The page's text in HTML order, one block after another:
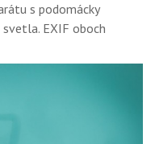
s podomácky
EXIF oboch